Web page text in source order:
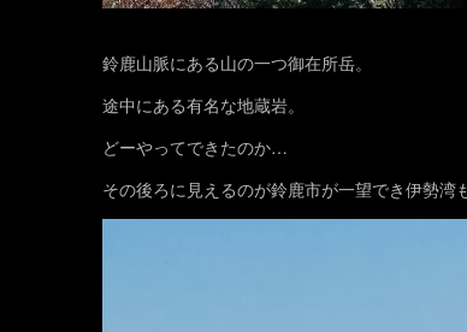
鈴鹿山脈にある山の一つ御在所岳。
途中にある有名な地蔵岩。
どーやってできたのか…
その後ろに見えるのが鈴鹿市が一望でき伊勢